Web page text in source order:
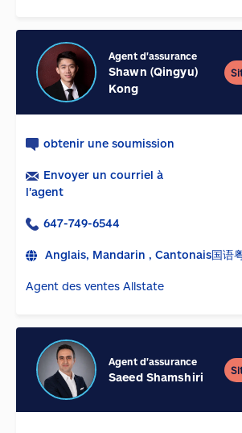
Agent d'assurance
Shawn (Qingyu)
Kong
obtenir une soumission
Envoyer un courriel à
l'agent
647-749-6544
Anglais, Mandarin , Cantonais国语
Agent des ventes Allstate
Agent d'assurance
Saeed Shamshiri